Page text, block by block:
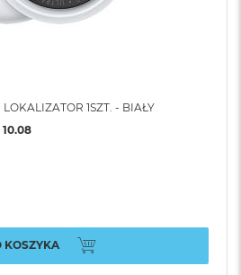
1SZT. - BIAŁY
10.08
KOSZYKA